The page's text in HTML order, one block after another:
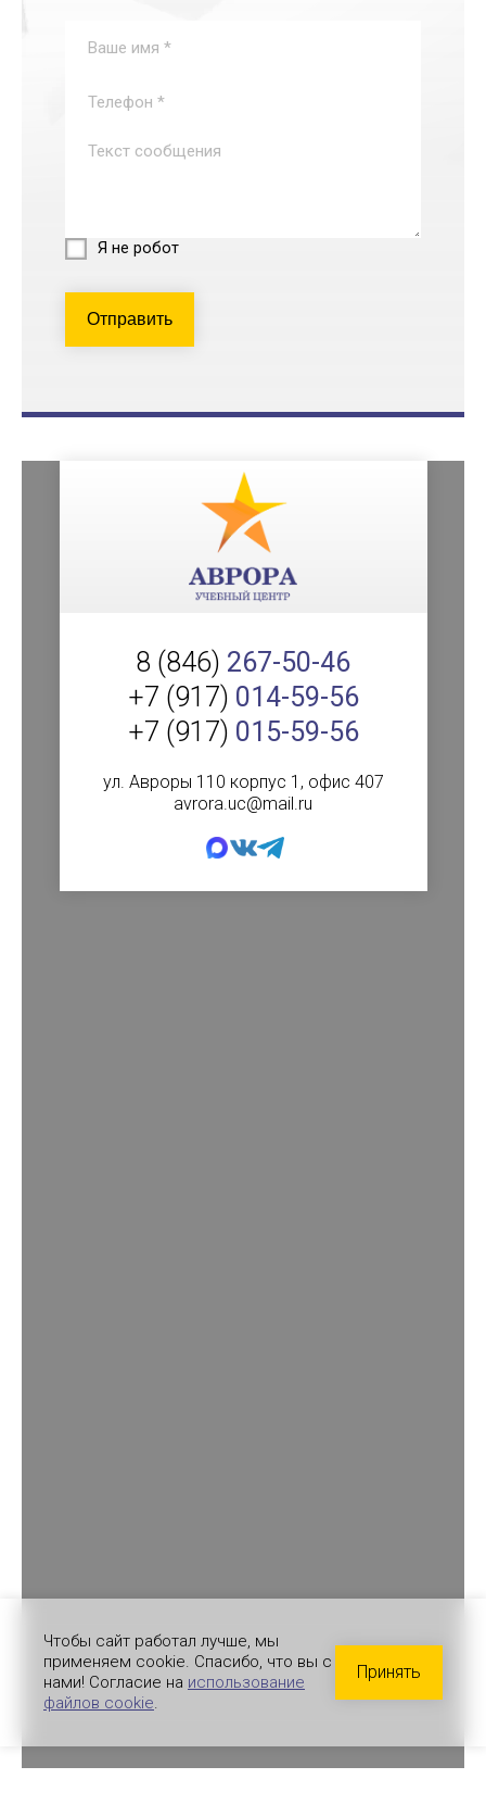
Я не робот
Отправить
8 (846) 267-50-46
+7 (917) 014-59-56
+7 (917) 015-59-56
ул. Авроры 110 корпус 1, офис 407
avrora.uc@mail.ru
Чтобы сайт работал лучше, мы
применяем cookie. Спасибо, что вы с
нами! Согласие на использование
файлов cookie.
Принять